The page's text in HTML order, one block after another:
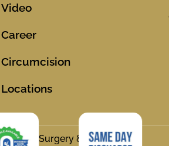
Video
Career
Circumcision
Locations
Surgery & Hair